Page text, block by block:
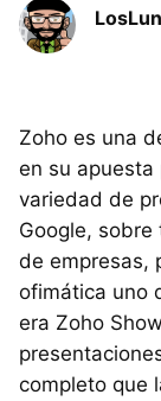
Zoho es una
en su apuesta
variedad de
Google,
de empresas,
ofimática uno
era Zoho
completo que